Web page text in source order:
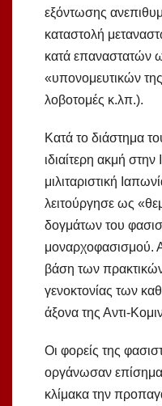
εξόντωσης
καταστολή
κατά επαναστατών
«υπονομευτικών
λοβοτομές κ.λπ.).
Κατά το διάστημα
ιδιαίτερη ακμή στην
μιλιταριστική
λειτούργησε ως
δογμάτων του
μοναρχοφασισμού.
βάση των
γενοκτονίας των
άξονα της Αντι-
Οι φορείς της
οργάνωσαν επίσημα
κλίμακα την